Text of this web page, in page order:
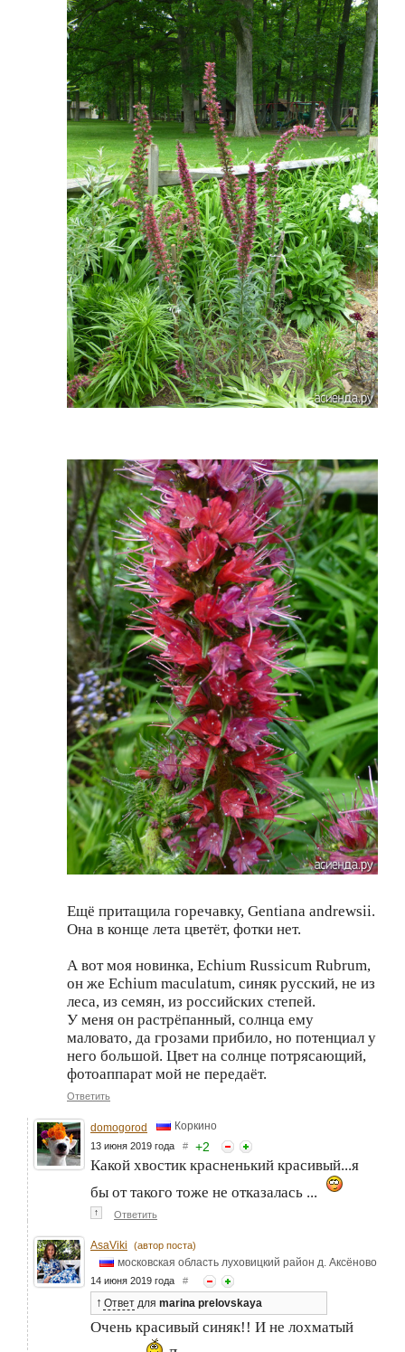
Ещё притащила горечавку, Gentiana andrewsii.
Она в конще лета цветёт, фотки нет.
А вот моя новинка, Echium Russicum Rubrum,
он же Echium maculatum, синяк русский, не из
леса, из семян, из российских степей.
У меня он растрёпанный, солнца ему
маловато, да грозами прибило, но потенциал у
него большой. Цвет на солнце потрясающий,
фотоаппарат мой не передаёт.
Ответить
domogorod Коркино
13 июня 2019 года # +2
Какой хвостик красненький красивый...я
бы от такого тоже не отказалась ...
↑ Ответить
AsaViki (автор поста)
московская область луховицкий район д. Аксёново
14 июня 2019 года #
↑ Ответ для marina prelovskaya
Очень красивый синяк!! И не лохматый